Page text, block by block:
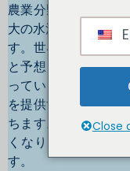
農業分野でのソーラ
大の水消費国であり
す。世界の人口は増
と予想されています
っています。ソー
を提供することで
ちます。ソーラーポ
くなり、農家にと
す。
Close